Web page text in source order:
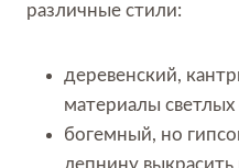
различные стили:
деревенский,
материалы светлых
богемный, но